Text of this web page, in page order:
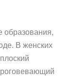
образования,
В женских